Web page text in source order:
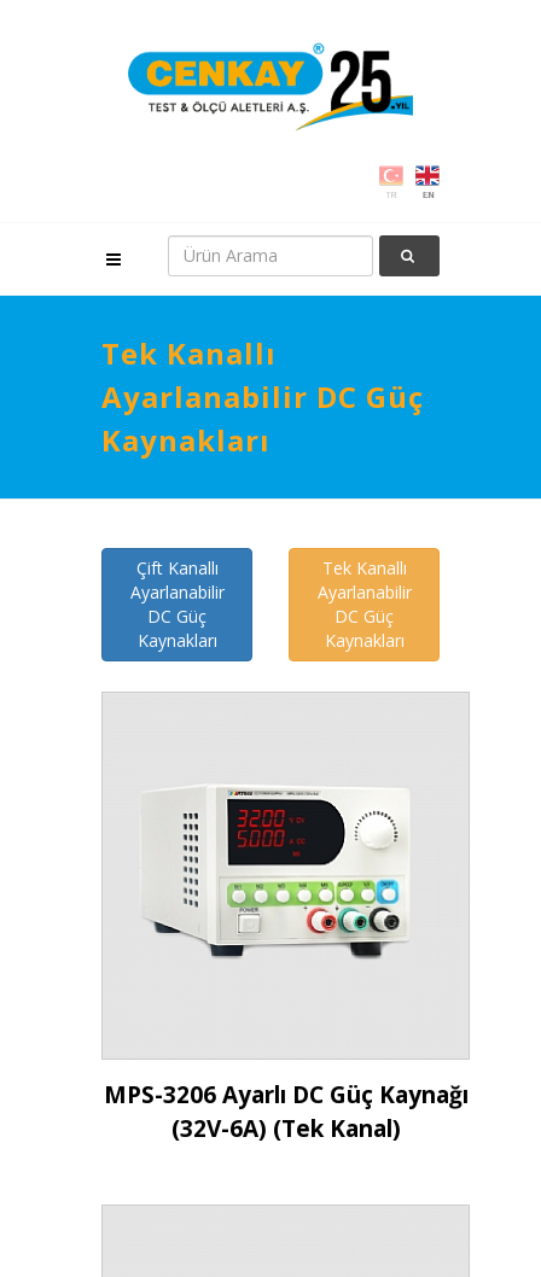
Tek Kanallı
Ayarlanabilir DC Güç
Kaynakları
Çift Kanallı
Ayarlanabilir
DC Güç
Kaynakları
Tek Kanallı
Ayarlanabilir
DC Güç
Kaynakları
İncele
MPS-3206 Ayarlı DC Güç Kaynağı
(32V-6A) (Tek Kanal)